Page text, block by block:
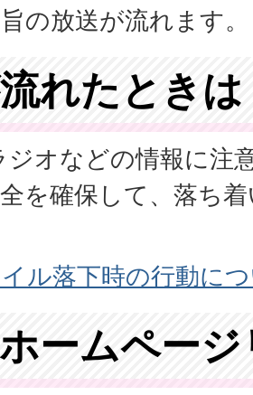
の放送が流れます。
れたときは
オなどの情報に注
を確保して、落ち
ル落下時の行動に
ームペー